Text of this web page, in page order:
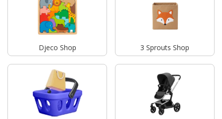
Djeco Shop 3 Sprouts Shop